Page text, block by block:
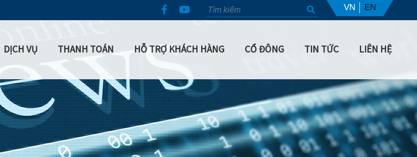
VN EN
DỊCH VỤ THANH TOÁN HỖ TRỢ KHÁCH HÀNG CỔ ĐÔNG TIN TỨC LIÊN HỆ